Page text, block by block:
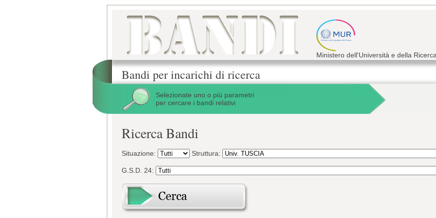
Ministero dell'Università e della
Bandi per incarichi di ricerca
Selezionate uno o più parametri
per cercare i bandi relativi
Ricerca Bandi
Situazione: Struttura:
G.S.D. 24: